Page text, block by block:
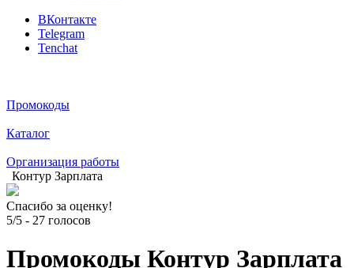
ВКонтакте
Telegram
Tenchat
Промокоды
Каталог
Организация работы
Контур Зарплата
Спасибо за оценку!
5/5 - 27 голосов
Промокоды Контур Зарплата